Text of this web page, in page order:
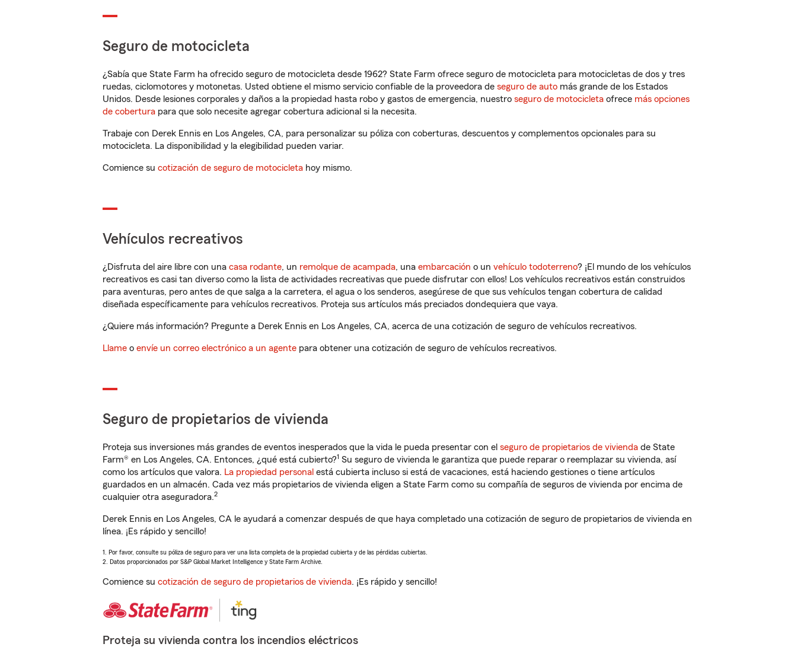
Seguro de motocicleta
¿Sabía que State Farm ha ofrecido seguro de motocicleta desde 1962? State Farm ofrece seguro de motocicleta para motocicletas de dos y tres
ruedas, ciclomotores y motonetas. Usted obtiene el mismo servicio confiable de la proveedora de seguro de auto más grande de los Estados
Unidos. Desde lesiones corporales y daños a la propiedad hasta robo y gastos de emergencia, nuestro seguro de motocicleta ofrece más opciones
de cobertura para que solo necesite agregar cobertura adicional si la necesita.
Trabaje con Derek Ennis en Los Angeles, CA, para personalizar su póliza con coberturas, descuentos y complementos opcionales para su
motocicleta. La disponibilidad y la elegibilidad pueden variar.
Comience su cotización de seguro de motocicleta hoy mismo.
Vehículos recreativos
¿Disfruta del aire libre con una casa rodante, un remolque de acampada, una embarcación o un vehículo todoterreno? ¡El mundo de los vehículos
recreativos es casi tan diverso como la lista de actividades recreativas que puede disfrutar con ellos! Los vehículos recreativos están construidos
para aventuras, pero antes de que salga a la carretera, el agua o los senderos, asegúrese de que sus vehículos tengan cobertura de calidad
diseñada específicamente para vehículos recreativos. Proteja sus artículos más preciados dondequiera que vaya.
¿Quiere más información? Pregunte a Derek Ennis en Los Angeles, CA, acerca de una cotización de seguro de vehículos recreativos.
Llame o envíe un correo electrónico a un agente para obtener una cotización de seguro de vehículos recreativos.
Seguro de propietarios de vivienda
Proteja sus inversiones más grandes de eventos inesperados que la vida le pueda presentar con el seguro de propietarios de vivienda de State
Farm® en Los Angeles, CA. Entonces, ¿qué está cubierto?1 Su seguro de vivienda le garantiza que puede reparar o reemplazar su vivienda, así
como los artículos que valora. La propiedad personal está cubierta incluso si está de vacaciones, está haciendo gestiones o tiene artículos
guardados en un almacén. Cada vez más propietarios de vivienda eligen a State Farm como su compañía de seguros de vivienda por encima de
cualquier otra aseguradora.2
Derek Ennis en Los Angeles, CA le ayudará a comenzar después de que haya completado una cotización de seguro de propietarios de vivienda en
línea. ¡Es rápido y sencillo!
1. Por favor, consulte su póliza de seguro para ver una lista completa de la propiedad cubierta y de las pérdidas cubiertas.
2. Datos proporcionados por S&P Global Market Intelligence y State Farm Archive.
Comience su cotización de seguro de propietarios de vivienda. ¡Es rápido y sencillo!
Proteja su vivienda contra los incendios eléctricos